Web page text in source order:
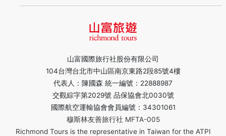
山富國際旅行社股份有限公司
104台灣台北市中山區南京東路2段85號4樓
代表人：陳國森 統一編號：22888987
交觀綜字第2029號 品保協會北0030號
國際航空運輸協會會員編號：34301061
穆斯林友善旅行社 MFTA-005
Richmond Tours is the representative in Taiwan for the ATPI